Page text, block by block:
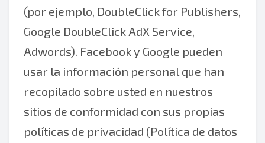
(por ejemplo, DoubleClick for Publishers,
Google DoubleClick AdX Service,
Adwords). Facebook y Google pueden
usar la información personal que han
recopilado sobre usted en nuestros
sitios de conformidad con sus propias
políticas de privacidad (Política de datos